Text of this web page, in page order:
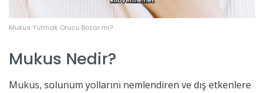
Mukus Yutmak Orucu Bozar mı?
Mukus Nedir?
Mukus, solunum yollarını nemlendiren ve dış etkenlere